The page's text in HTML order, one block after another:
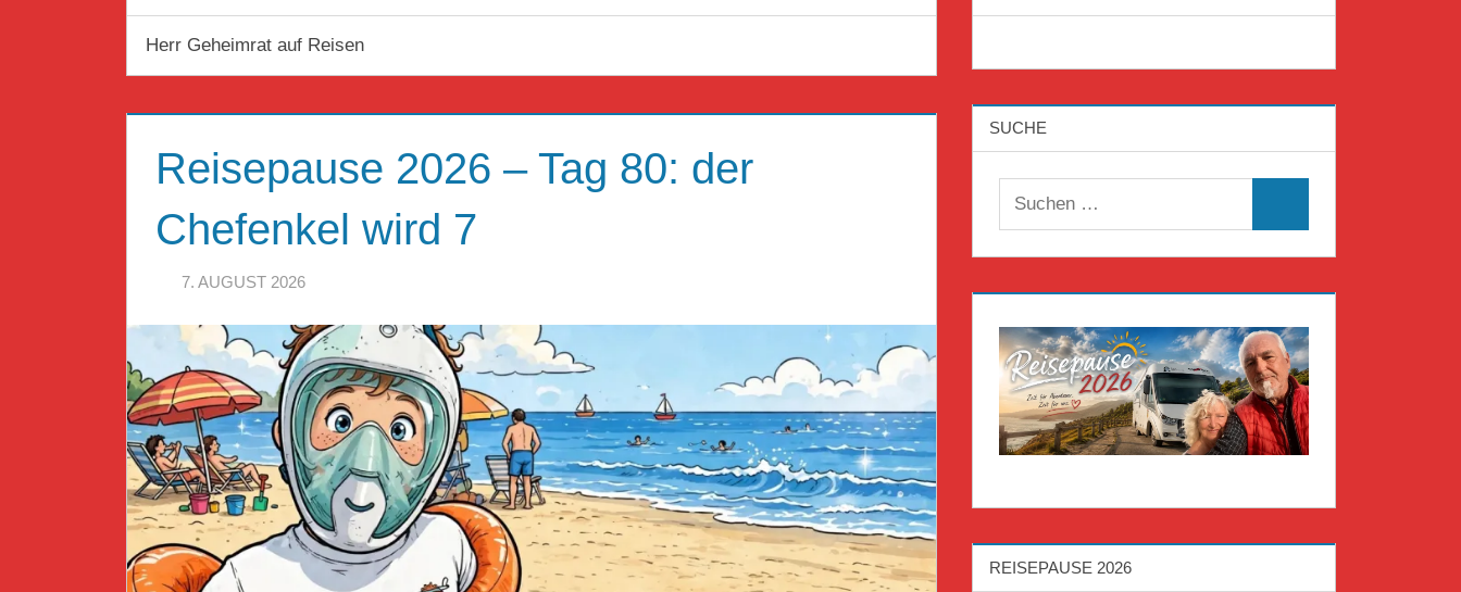
Herr Geheimrat auf Reisen
Reisepause 2026 – Tag 80: der
Chefenkel wird 7
7. AUGUST 2026
SUCHE
REISEPAUSE 2026